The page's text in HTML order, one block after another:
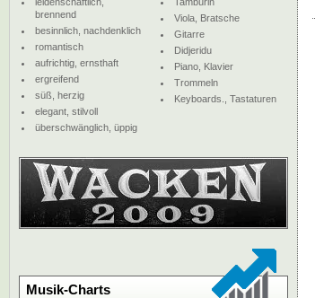
brennend
besinnlich, nachdenklich
romantisch
aufrichtig, ernsthaft
ergreifend
süß, herzig
elegant, stilvoll
überschwänglich, üppig
Viola, Bratsche
Gitarre
Didjeridu
Piano, Klavier
Trommeln
Keyboards., Tastaturen
Musik-Charts